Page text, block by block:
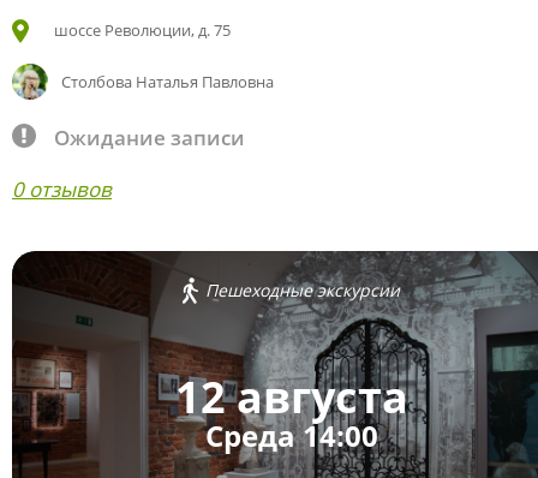
шоссе Революции, д. 75
Столбова Наталья Павловна
Ожидание записи
0 отзывов
Пешеходные экскурсии
12 августа
Среда 14:00